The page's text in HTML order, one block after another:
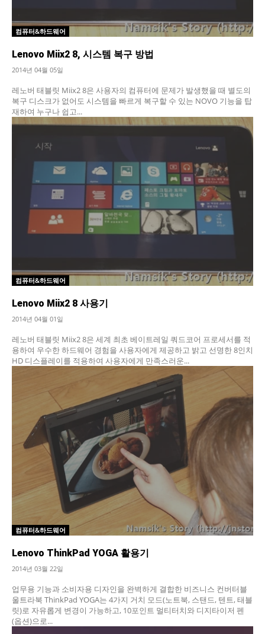
컴퓨터&하드웨어
Lenovo Miix2 8, 시스템 복구 방법
2014년 04월 05일
레노버 태블릿 Miix2 8은 사용자의 컴퓨터에 문제가 발생했을 때 별도의
복구 디스크가 없어도 시스템을 빠르게 복구할 수 있는 NOVO 기능을 탑
재하여 누구나 쉽고...
컴퓨터&하드웨어
Lenovo Miix2 8 사용기
2014년 04월 01일
레노버 태블릿 Miix2 8은 세계 최초 베이트레일 쿼드코어 프로세서를 적
용하여 우수한 하드웨어 경험을 사용자에게 제공하고 밝고 선명한 8인치
HD 디스플레이를 적용하여 사용자에게 만족스러운...
컴퓨터&하드웨어
Lenovo ThinkPad YOGA 활용기
2014년 03월 22일
업무용 기능과 소비자용 디자인을 완벽하게 결합한 비즈니스 컨버터블
울트라북 ThinkPad YOGA는 4가지 거치 모드(노트북, 스탠드, 텐트, 태블
릿)로 자유롭게 변경이 가능하고, 10포인트 멀티터치와 디지타이저 펜
(옵션)으로...